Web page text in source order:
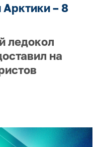
Арктики – 8
ледокол
на